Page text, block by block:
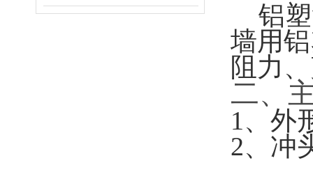
铝
墙用
阻力
二、
1、 外
2、 冲